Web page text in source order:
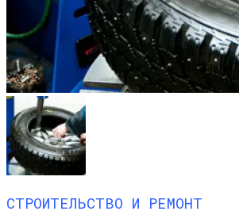
СТРОИТЕЛЬСТВО И РЕМОНТ